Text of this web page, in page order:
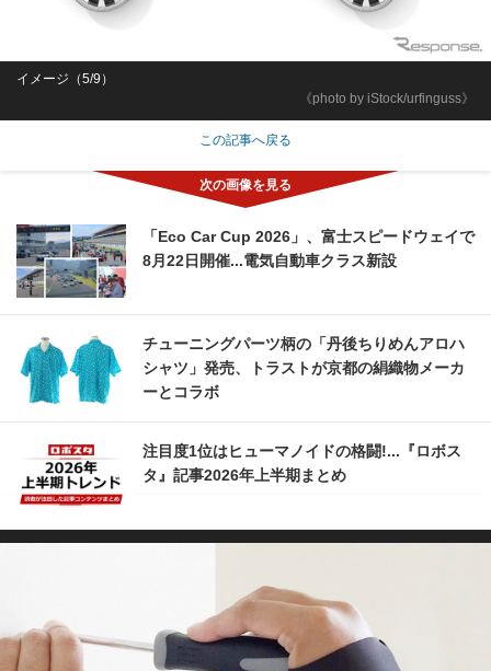
《photo by iStock/urfinguss》
イメージ（5/9）
この記事へ戻る
「Eco Car Cup 2026」、富士スピードウェイで
8月22日開催...電気自動車クラス新設
チューニングパーツ柄の「丹後ちりめんアロハ
シャツ」発売、トラストが京都の絹織物メーカ
ーとコラボ
注目度1位はヒューマノイドの格闘!...『ロボス
タ』記事2026年上半期まとめ